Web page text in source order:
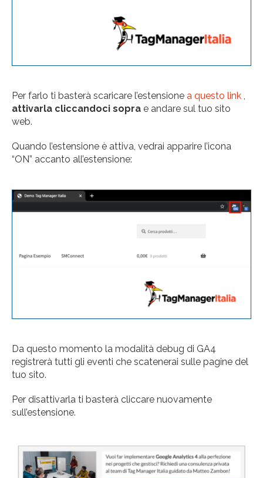
Per farlo ti basterà scaricare l’estensione a questo link ,
attivarla cliccandoci sopra e andare sul tuo sito
web.
Quando l’estensione è attiva, vedrai apparire l’icona
“ON” accanto all’estensione:
Da questo momento la modalità debug di GA4
registrerà tutti gli eventi che scatenerai sulle pagine del
tuo sito.
Per disattivarla ti basterà cliccare nuovamente
sull’estensione.